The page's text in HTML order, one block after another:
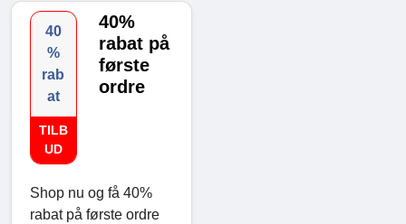
40
%
rab
at
TILB
UD
40%
rabat på
første
ordre
Shop nu og få 40%
rabat på første ordre